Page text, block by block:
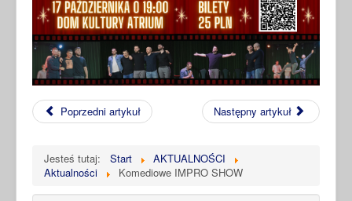
Poprzedni artykuł Następny artykuł
Jesteś tutaj: Start
AKTUALNOŚCI
Aktualności
Komediowe IMPRO SHOW